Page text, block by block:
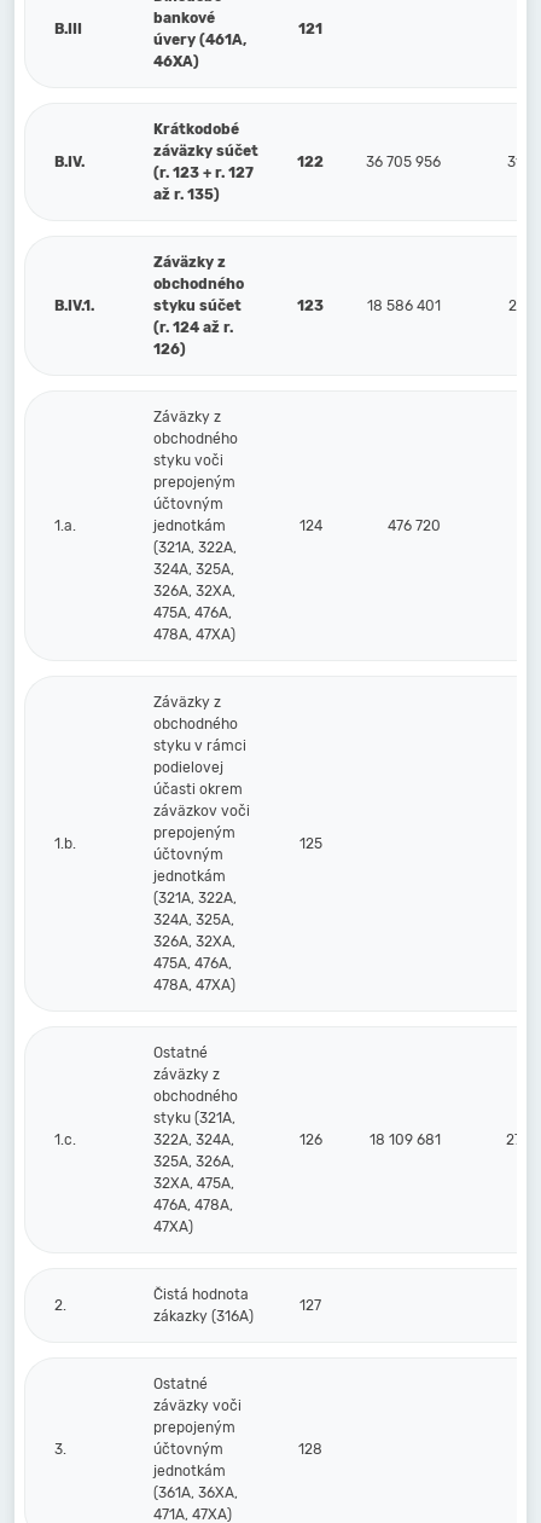
B.III
bankové
úvery (461A,
46XA)
121
B.IV.
Krátkodobé
záväzky súčet
(r. 123 + r. 127
až r. 135)
122 36 705 956 31
B.IV.1.
Záväzky z
obchodného
styku súčet
(r. 124 až r.
126)
123 18 586 401 27
1.a.
Záväzky z
obchodného
styku voči
prepojeným
účtovným
jednotkám
(321A, 322A,
324A, 325A,
326A, 32XA,
475A, 476A,
478A, 47XA)
124 476 720
1.b.
Záväzky z
obchodného
styku v rámci
podielovej
účasti okrem
záväzkov voči
prepojeným
účtovným
jednotkám
(321A, 322A,
324A, 325A,
326A, 32XA,
475A, 476A,
478A, 47XA)
125
1.c.
Ostatné
záväzky z
obchodného
styku (321A,
322A, 324A,
325A, 326A,
32XA, 475A,
476A, 478A,
47XA)
126 18 109 681 27
2.
Čistá hodnota
zákazky (316A)
127
3.
Ostatné
záväzky voči
prepojeným
účtovným
jednotkám
(361A, 36XA,
471A, 47XA)
128